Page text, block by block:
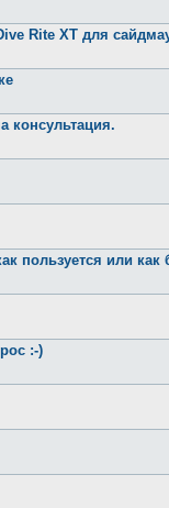
Rite XT для
консультация.
пользуется или как
:-)